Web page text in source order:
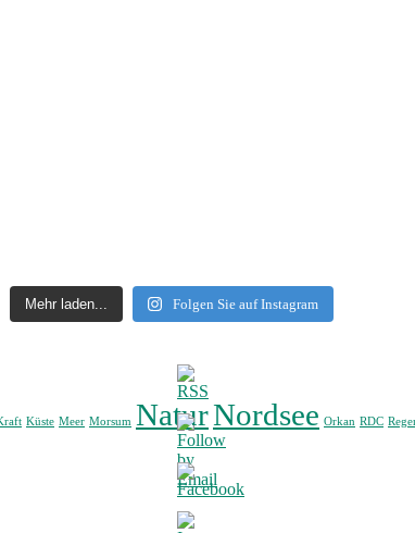
Mehr laden... Folgen Sie auf Instagram
Küste Meer Morsum NaturNordsee Orkan RDC